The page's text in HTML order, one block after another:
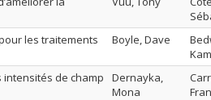
les traitements
Boyle, Dave
de champ
Dernayka,
Mona